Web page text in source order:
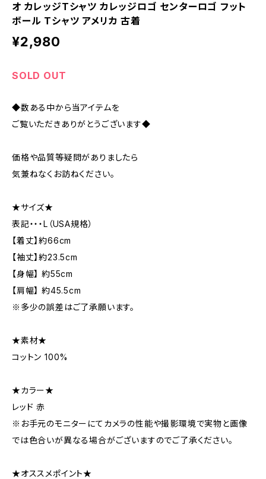
オ カレッジTシャツ カレッジロゴ センターロゴ フット
ボール Tシャツ アメリカ 古着
¥2,980
SOLD OUT
◆数ある中から当アイテムを
ご覧いただきありがとうございます◆
価格や品質等疑問がありましたら
気兼ねなくお訪ねください。
★サイズ★
表記・・・L（USA規格）
【着丈】約66cm
【袖丈】約23.5cm
【身幅】 約55cm
【肩幅】 約45.5cm
※多少の誤差はご了承願います。
★素材★
コットン 100%
★カラー★
レッド 赤
※お手元のモニターにてカメラの性能や撮影環境で実物と画像
では色合いが異なる場合がございますのでご了承ください。
★オススメポイント★